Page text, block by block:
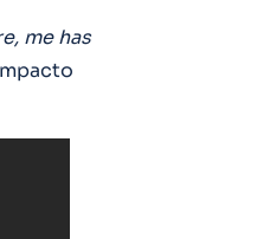
me has